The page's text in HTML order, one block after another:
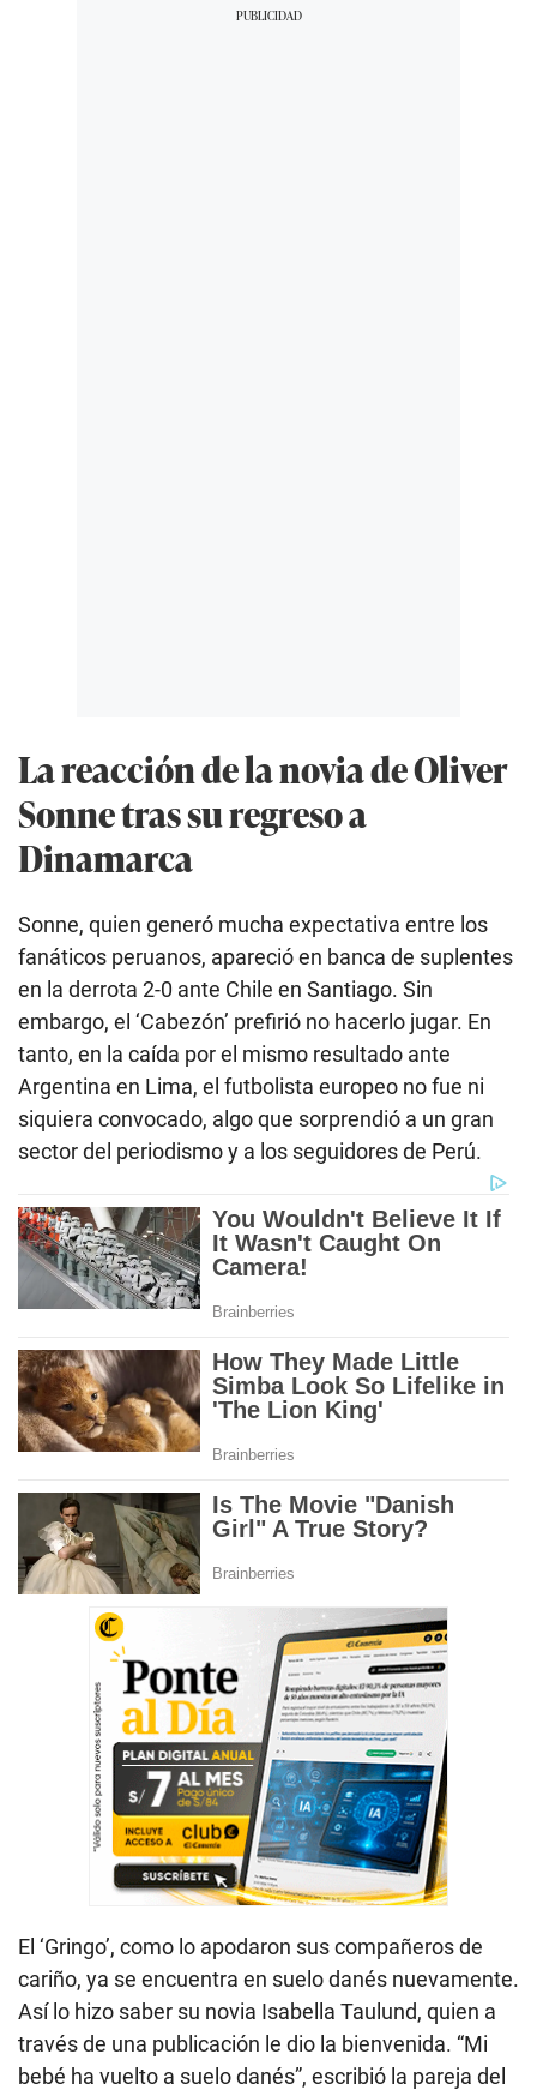
La reacción de la novia de Oliver
Sonne tras su regreso a
Dinamarca
Sonne, quien generó mucha expectativa entre los
fanáticos peruanos, apareció en banca de suplentes
en la derrota 2-0 ante Chile en Santiago. Sin
embargo, el ‘Cabezón’ prefirió no hacerlo jugar. En
tanto, en la caída por el mismo resultado ante
Argentina en Lima, el futbolista europeo no fue ni
siquiera convocado, algo que sorprendió a un gran
sector del periodismo y a los seguidores de Perú.
El ‘Gringo’, como lo apodaron sus compañeros de
cariño, ya se encuentra en suelo danés nuevamente.
Así lo hizo saber su novia Isabella Taulund, quien a
través de una publicación le dio la bienvenida. “Mi
bebé ha vuelto a suelo danés”, escribió la pareja del